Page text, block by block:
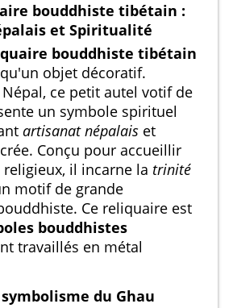
bouddhiste tibétain :
et Spiritualité
bouddhiste tibétain
objet décoratif.
ce petit autel votif de
un symbole spirituel
artisanat népalais et
Conçu pour accueillir
il incarne la trinité
motif de grande
Ce reliquaire est
bouddhistes
travaillés en métal
du Ghau